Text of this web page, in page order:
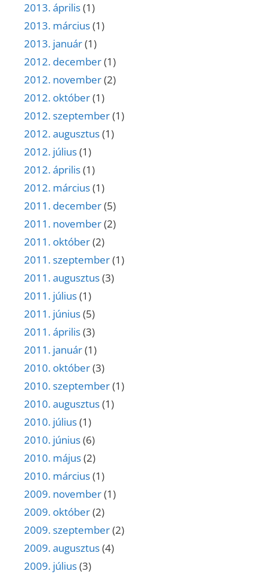
2013. április(1)
2013. március(1)
2013. január(1)
2012. december(1)
2012. november(2)
2012. október(1)
2012. szeptember(1)
2012. augusztus(1)
2012. július(1)
2012. április(1)
2012. március(1)
2011. december(5)
2011. november(2)
2011. október(2)
2011. szeptember(1)
2011. augusztus(3)
2011. július(1)
2011. június(5)
2011. április(3)
2011. január(1)
2010. október(3)
2010. szeptember(1)
2010. augusztus(1)
2010. július(1)
2010. június(6)
2010. május(2)
2010. március(1)
2009. november(1)
2009. október(2)
2009. szeptember(2)
2009. augusztus(4)
2009. július(3)